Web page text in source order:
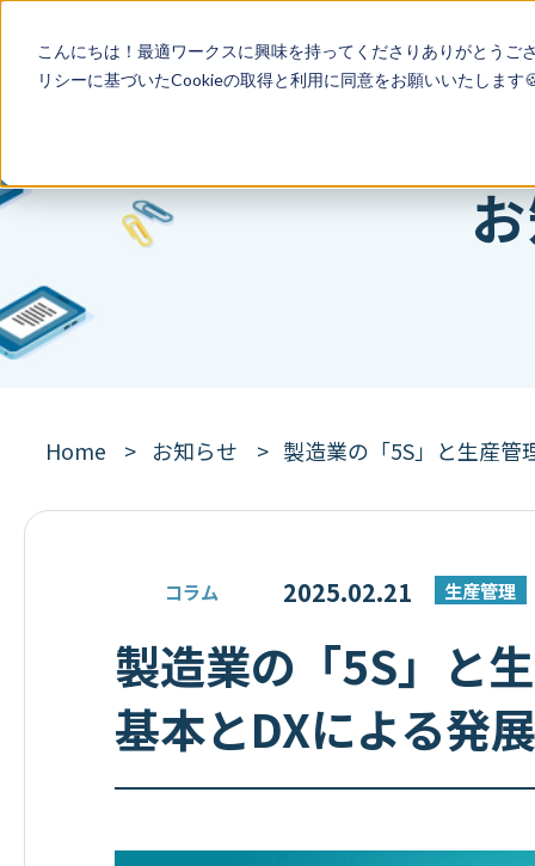
こんにちは！最適ワークスに興味を持ってくださりありがとう
リシーに基づいたCookieの取得と利用に同意をお願いいたします
Home お知らせ 製造業の「5S」と生産
コラム 2025.02.21 生産管理
製造業の「5S」と
基本とDXによる発